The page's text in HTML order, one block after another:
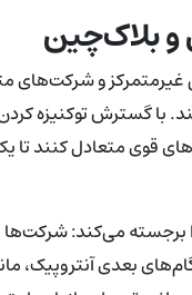
و بلاک‌چین
و شرکت‌های
گسترش توکنیزه
قوی متعادل کنند
برجسته می‌کند:
بعدی آنتروپیک،